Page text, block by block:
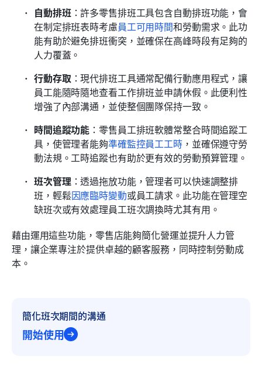
自動排班：許多零售排班工具包含自動排班功能，會
在制定排班表時考慮員工可用時間和勞動需求。此功
能有助於避免排班衝突，並確保在高峰時段有足夠的
人力覆蓋。
行動存取 ：現代排班工具通常配備行動應用程式，讓
員工能隨時隨地查看工作排班並申請休假。此便利性
增強了內部溝通，並使整個團隊保持一致。
時間追蹤功能 ：零售員工排班軟體常整合時間追蹤工
具，使管理者能夠準確監控員工工時，並確保遵守勞
動法規。工時追蹤也有助於更有效的勞動預算管理。
班次管理 ：透過拖放功能，管理者可以快速調整排
班，輕鬆因應臨時變動或員工請求。此功能在管理空
缺班次或有效處理員工班次調換時尤其有用。
藉由運用這些功能，零售店能夠簡化營運並提升人力管
理，讓企業專注於提供卓越的顧客服務，同時控制勞動成
本。
簡化班次期間的溝通
開始使用